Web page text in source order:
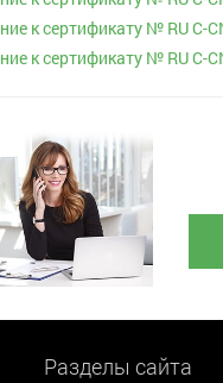
к сертификату № RU С-
к сертификату № RU С-
Разделы сайта